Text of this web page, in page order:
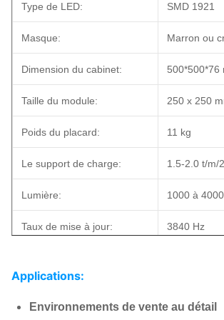
Type de LED: SMD 1921
Masque: Marron ou
Dimension du cabinet: 500*500*76
Taille du module: 250 x 250
Poids du placard: 11 kg
Le support de charge: 1.5-2.0 t/m/2
Lumière: 1000 à
Taux de mise à jour: 3840 Hz
Classification IP:
Applications:
Environnements de vente au détail